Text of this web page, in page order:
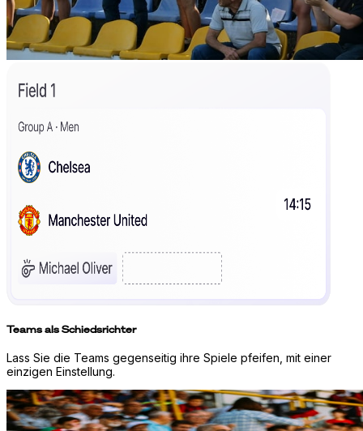
Teams als Schiedsrichter
Lass Sie die Teams gegenseitig ihre Spiele pfeifen, mit einer
einzigen Einstellung.